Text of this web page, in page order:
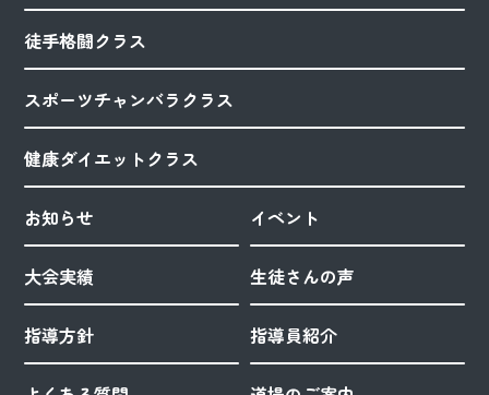
徒手格闘クラス
スポーツチャンバラクラス
健康ダイエットクラス
お知らせ イベント
大会実績 生徒さんの声
指導方針 指導員紹介